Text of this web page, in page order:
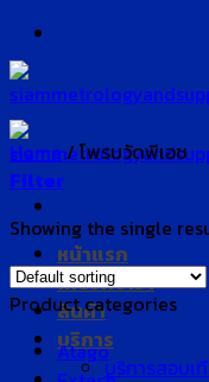
Skip
to
content
หน้าแรก
เกี่ยวกับเรา
สินค้า
บริการ
บริการสอบเ
Home /โพรบวัดพีเอช
Filter
Showing the single
Product categories
Atago